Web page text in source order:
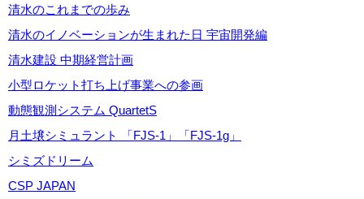
清水のこれまでの歩み
清水のイノベーションが生まれた日 宇宙開発編
清水建設 中期経営計画
小型ロケット打ち上げ事業への参画
動態観測システム QuartetS
月土壌シミュラント 「FJS-1」「FJS-1g」
シミズドリーム
CSP JAPAN